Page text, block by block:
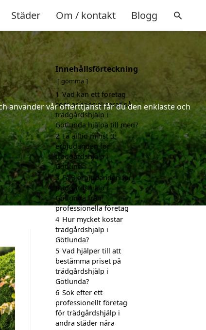
Städer Om / kontakt Blogg
använder vår offerttjänst får du den enklaste och
Innehållsförteckning
gömma
1 Vad kan ett företag
som är specialiserat på
trädgårdshjälp i
Götlunda hjälpa till med?
2 Få alltid minst 3
erbjudanden för
trädgårdshjälp i
Götlunda
3 Få 3 erbjudanden för
trädgårdshjälp i
Götlunda från
professionella företag
4 Hur mycket kostar
trädgårdshjälp i
Götlunda?
5 Vad hjälper till att
bestämma priset på
trädgårdshjälp i
Götlunda?
6 Sök efter ett
professionellt företag
för trädgårdshjälp i
andra städer nära